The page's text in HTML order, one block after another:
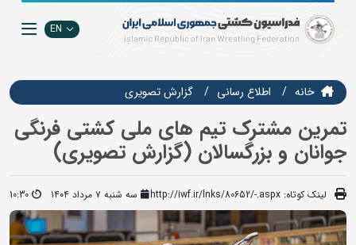
EN
خانه اطلاع رسانی گزارش تصويري
تمرین مشترک تیم های ملی کشتی فرنگی
جوانان و بزرگسالان (گزارش تصویری)
لینک کوتاه: http://iwf.ir/lnks/80652/-.aspx سه شنبه ۷ مرداد ۱۴۰۴ 10:30